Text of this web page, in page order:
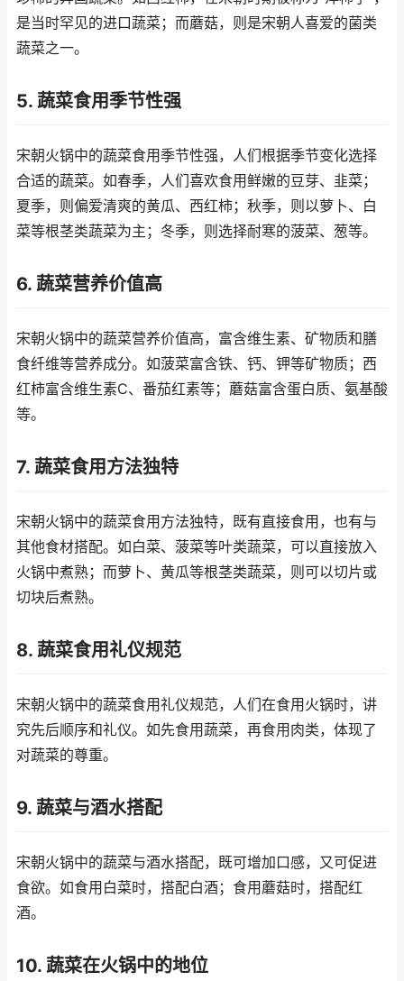
是当时罕见的进口蔬菜；而蘑菇，则是宋朝人喜爱的菌类
蔬菜之一。
5. 蔬菜食用季节性强
宋朝火锅中的蔬菜食用季节性强，人们根据季节变化选择
合适的蔬菜。如春季，人们喜欢食用鲜嫩的豆芽、韭菜；
夏季，则偏爱清爽的黄瓜、西红柿；秋季，则以萝卜、白
菜等根茎类蔬菜为主；冬季，则选择耐寒的菠菜、葱等。
6. 蔬菜营养价值高
宋朝火锅中的蔬菜营养价值高，富含维生素、矿物质和膳
食纤维等营养成分。如菠菜富含铁、钙、钾等矿物质；西
红柿富含维生素C、番茄红素等；蘑菇富含蛋白质、氨基酸
等。
7. 蔬菜食用方法独特
宋朝火锅中的蔬菜食用方法独特，既有直接食用，也有与
其他食材搭配。如白菜、菠菜等叶类蔬菜，可以直接放入
火锅中煮熟；而萝卜、黄瓜等根茎类蔬菜，则可以切片或
切块后煮熟。
8. 蔬菜食用礼仪规范
宋朝火锅中的蔬菜食用礼仪规范，人们在食用火锅时，讲
究先后顺序和礼仪。如先食用蔬菜，再食用肉类，体现了
对蔬菜的尊重。
9. 蔬菜与酒水搭配
宋朝火锅中的蔬菜与酒水搭配，既可增加口感，又可促进
食欲。如食用白菜时，搭配白酒；食用蘑菇时，搭配红
酒。
10. 蔬菜在火锅中的地位